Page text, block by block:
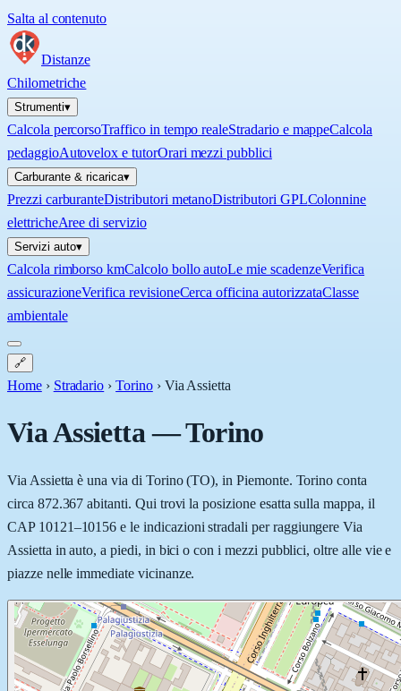
Salta al contenuto
Distanze
Chilometriche
Strumenti▾
Calcola percorsoTraffico in tempo realeStradario e mappeCalcola
pedaggioAutovelox e tutorOrari mezzi pubblici
Carburante & ricarica▾
Prezzi carburanteDistributori metanoDistributori GPLColonnine
elettricheAree di servizio
Servizi auto▾
Calcola rimborso kmCalcolo bollo autoLe mie scadenzeVerifica
assicurazioneVerifica revisioneCerca officina autorizzataClasse
ambientale
🔗
Home › Stradario › Torino › Via Assietta
Via Assietta—Torino
Via Assietta è una via di Torino (TO), in Piemonte. Torino conta
circa 872.367 abitanti. Qui trovi la posizione esatta sulla mappa, il
CAP 10121–10156 e le indicazioni stradali per raggiungere Via
Assietta in auto, a piedi, in bici o con i mezzi pubblici, oltre alle vie e
piazze nelle immediate vicinanze.